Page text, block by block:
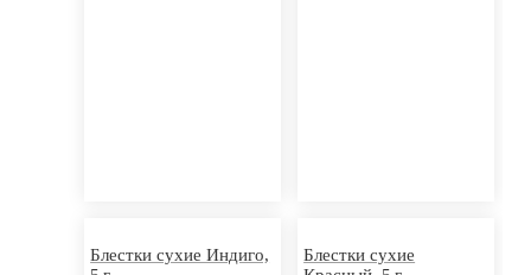
Блестки сухие Индиго,
Блестки сухие